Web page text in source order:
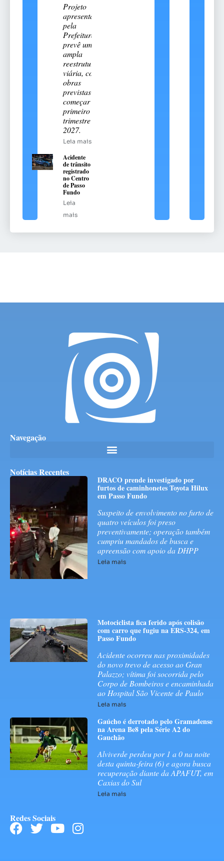
Projeto
apresentado
pela
Prefeitura
prevê uma
ampla
reestruturação
viária, com
obras
previstas para
começar no
primeiro
trimestre de
2027.
Leia mais
Acidente
de trânsito
registrado
no Centro
de Passo
Fundo
Leia
mais
Navegação
Notícias Recentes
DRACO prende investigado por
furtos de caminhonetes Toyota Hilux
em Passo Fundo
Suspeito de envolvimento no furto de
quatro veículos foi preso
preventivamente; operação também
cumpriu mandados de busca e
apreensão com apoio da DHPP
Leia mais
Motociclista fica ferido após colisão
com carro que fugiu na ERS-324, em
Passo Fundo
Acidente ocorreu nas proximidades
do novo trevo de acesso ao Gran
Palazzo; vítima foi socorrida pelo
Corpo de Bombeiros e encaminhada
ao Hospital São Vicente de Paulo
Leia mais
Gaúcho é derrotado pelo Gramadense
na Arena Be8 pela Série A2 do
Gauchão
Alviverde perdeu por 1 a 0 na noite
desta quinta-feira (6) e agora busca
recuperação diante da APAFUT, em
Caxias do Sul
Leia mais
Redes Sociais